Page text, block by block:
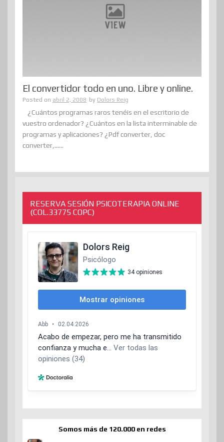
El convertidor todo en uno. Libre y online.
Posted on abril 2, 2008 by Dolors Reig
¿Cuántos programas raros tenéis en el escritorio de
vuestro ordenador? ¿Cuántos en la lista interminable de
programas y aplicaciones? ¿Pdf converter, doc
converter,......
RESERVA SESIÓN PSICOTERAPIA ONLINE
(COL.33775 COPC)
Somos más de 120.000 en redes